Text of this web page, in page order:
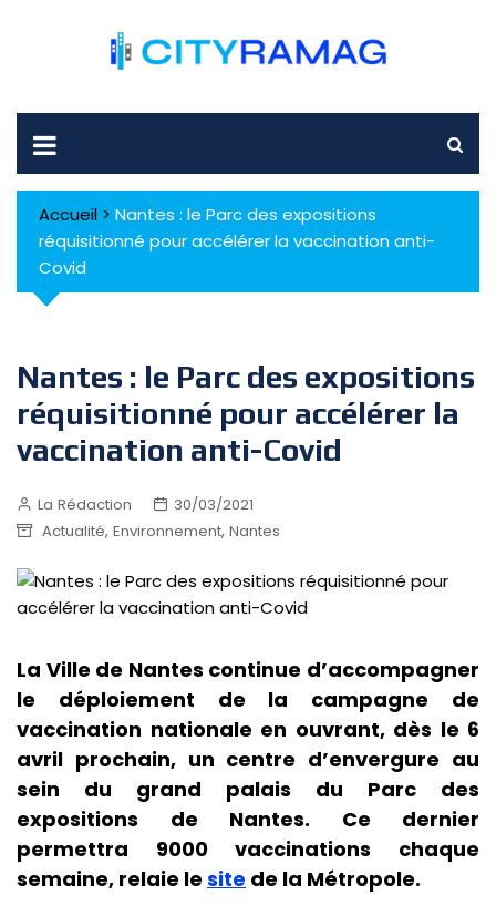
Accueil > Nantes : le Parc des expositions
réquisitionné pour accélérer la vaccination anti-
Covid
Nantes : le Parc des expositions
réquisitionné pour accélérer la
vaccination anti-Covid
La Rédaction
30/03/2021
Actualité, Environnement, Nantes
La Ville de Nantes continue d’accompagner
le déploiement de la campagne de
vaccination nationale en ouvrant, dès le 6
avril prochain, un centre d’envergure au
sein du grand palais du Parc des
expositions de Nantes. Ce dernier
permettra 9000 vaccinations chaque
semaine, relaie le site de la Métropole.